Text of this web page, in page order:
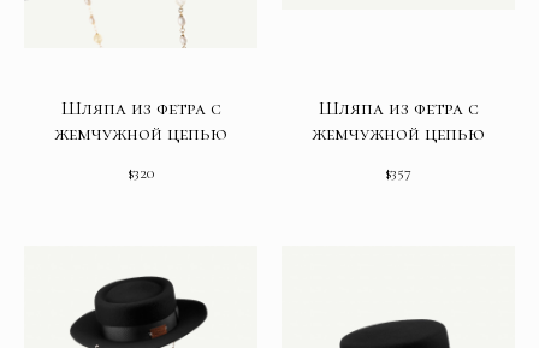
Шляпа из фетра с
жемчужной цепью
$320
Шляпа из фетра с
жемчужной цепью
$357